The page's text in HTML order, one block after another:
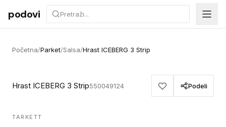
Preskoči na sadržaj
podovi
Početna/Parket/Salsa/Hrast ICEBERG 3 Strip
Hrast ICEBERG 3 Strip550049124 Podeli
TARKETT